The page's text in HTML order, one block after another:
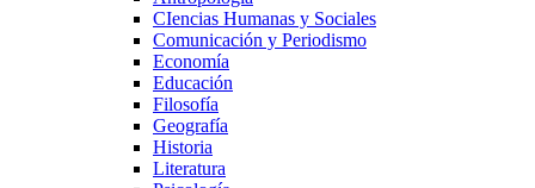
CIencias Humanas y Sociales
Comunicación y Periodismo
Economía
Educación
Filosofía
Geografía
Historia
Literatura